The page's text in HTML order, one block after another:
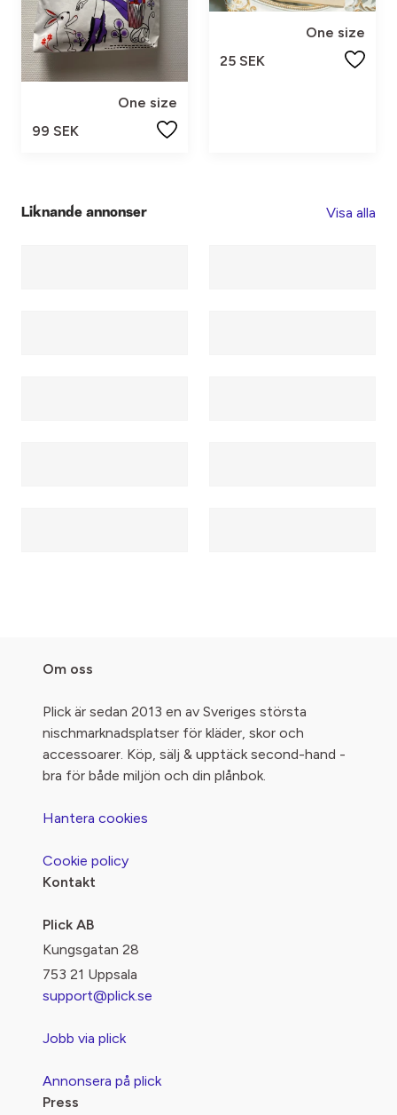
One size
99 SEK
One size
25 SEK
Liknande annonser Visa alla
Om oss
Plick är sedan 2013 en av Sveriges största
nischmarknadsplatser för kläder, skor och
accessoarer. Köp, sälj & upptäck second-hand -
bra för både miljön och din plånbok.
Hantera cookies
Cookie policy
Kontakt
Plick AB
Kungsgatan 28
753 21 Uppsala
support@plick.se
Jobb via plick
Annonsera på plick
Press